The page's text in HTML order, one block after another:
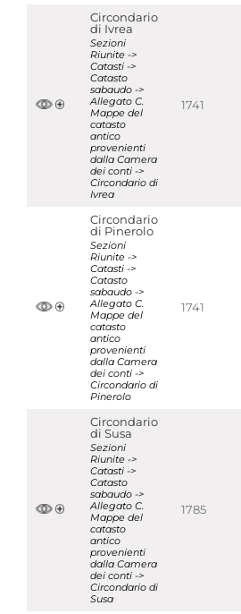
Circondario
di Ivrea
Sezioni
Riunite ->
Catasti ->
Catasto
sabaudo ->
Allegato C.
Mappe del
catasto
antico
provenienti
dalla Camera
dei conti ->
Circondario di
Ivrea
1741
Circondario
di Pinerolo
Sezioni
Riunite ->
Catasti ->
Catasto
sabaudo ->
Allegato C.
Mappe del
catasto
antico
provenienti
dalla Camera
dei conti ->
Circondario di
Pinerolo
1741
Circondario
di Susa
Sezioni
Riunite ->
Catasti ->
Catasto
sabaudo ->
Allegato C.
Mappe del
catasto
antico
provenienti
dalla Camera
dei conti ->
Circondario di
Susa
1785